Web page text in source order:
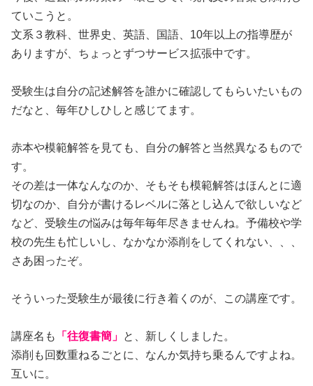
ていこうと。
文系３教科、世界史、英語、国語、10年以上の指導歴が
ありますが、ちょっとずつサービス拡張中です。
受験生は自分の記述解答を誰かに確認してもらいたいもの
だなと、毎年ひしひしと感じてます。
赤本や模範解答を見ても、自分の解答と当然異なるもので
す。
その差は一体なんなのか、そもそも模範解答はほんとに適
切なのか、自分が書けるレベルに落とし込んで欲しいなど
など、受験生の悩みは毎年毎年尽きませんね。予備校や学
校の先生も忙しいし、なかなか添削をしてくれない、、、
さあ困ったぞ。
そういった受験生が最後に行き着くのが、この講座です。
講座名も 「往復書簡」 と、新しくしました。
添削も回数重ねるごとに、なんか気持ち乗るんですよね。
互いに。